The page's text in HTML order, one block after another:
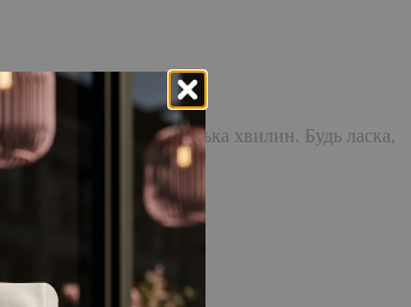
може зайняти кілька хвилин. Будь ласка,